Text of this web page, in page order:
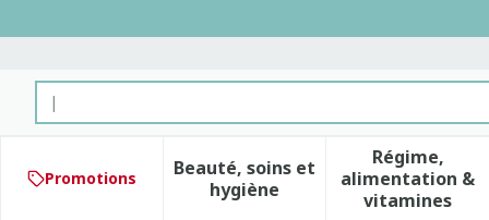
Rechercher
Promotions
Beauté, soins et
hygièneAfficher le sous-menu pour
Régime,
alimentation &
vitamines
Afficher